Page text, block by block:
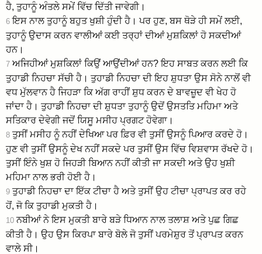
ਹੈ, ਤੁਹਾਨੂੰ ਅੰਤਲੇ ਸਮੇਂ ਵਿੱਚ ਦਿੱਤੀ ਜਾਵੇਗੀ।
6ਇਸ ਨਾਲ ਤੁਹਾਨੂੰ ਬਹੁਤ ਖੁਸ਼ੀ ਹੁੰਦੀ ਹੈ। ਪਰ ਹੁਣ, ਬਸ ਥੋੜੇ ਹੀ ਸਮੇਂ ਲਈ,
ਤੁਹਾਨੂੰ ਉਦਾਸ ਕਰਨ ਵਾਲੀਆਂ ਕਈ ਤਰ੍ਹਾਂ ਦੀਆਂ ਮੁਸ਼ਕਿਲਾਂ ਹੋ ਸਕਦੀਆਂ
ਹਨ।
7 ਅਜਿਹੀਆਂ ਮੁਸ਼ਕਿਲਾਂ ਕਿਉਂ ਆਉਂਦੀਆਂ ਹਨ? ਇਹ ਸਾਬਤ ਕਰਨ ਲਈ ਕਿ
ਤੁਹਾਡੀ ਨਿਹਚਾ ਸੱਚੀ ਹੈ। ਤੁਹਾਡੀ ਨਿਹਚਾ ਦੀ ਇਹ ਸ਼ੁਧਤਾ ਉਸ ਸੋਨੇ ਨਾਲੋਂ ਵੀ
ਵਧ ਮੁੱਲਵਾਨ ਹੈ ਜਿਹੜਾ ਕਿ ਅੱਗ ਰਾਹੀਂ ਸ਼ੁਧ ਕਰਨ ਦੇ ਬਾਵਜ਼ੂਦ ਵੀ ਖੇਹ ਹੋ
ਜਾਂਦਾ ਹੈ। ਤੁਹਾਡੀ ਨਿਹਚਾ ਦੀ ਸ਼ੁਧਤਾ ਤੁਹਾਨੂੰ ਉਦੋਂ ਉਸਤਤਿ ਮਹਿਮਾ ਅਤੇ
ਸਤਿਕਾਰ ਦੇਵੇਗੀ ਜਦੋਂ ਯਿਸੂ ਮਸੀਹ ਪ੍ਰਗਟ ਹੋਵੇਗਾ।
8 ਤੁਸੀਂ ਮਸੀਹ ਨੂੰ ਨਹੀਂ ਦੇਖਿਆ ਪਰ ਫ਼ਿਰ ਵੀ ਤੁਸੀਂ ਉਸਨੂੰ ਪਿਆਰ ਕਰਦੇ ਹੋ।
ਹੁਣ ਵੀ ਤੁਸੀਂ ਉਸਨੂੰ ਦੇਖ ਨਹੀਂ ਸਕਦੇ ਪਰ ਤੁਸੀਂ ਉਸ ਵਿੱਚ ਵਿਸ਼ਵਾਸ ਰੱਖਦੇ ਹੋ।
ਤੁਸੀਂ ਇੰਨੇ ਖੁਸ਼ ਹੋ ਜਿਹੜੀ ਬਿਆਨ ਨਹੀਂ ਕੀਤੀ ਜਾ ਸਕਦੀ ਅਤੇ ਉਹ ਖੁਸ਼ੀ
ਮਹਿਮਾ ਨਾਲ ਭਰੀ ਹੋਈ ਹੈ।
9 ਤੁਹਾਡੀ ਨਿਹਚਾ ਦਾ ਇੱਕ ਟੀਚਾ ਹੈ ਅਤੇ ਤੁਸੀਂ ਉਹ ਟੀਚਾ ਪ੍ਰਾਪਤ ਕਰ ਰਹੇ
ਹੋਂ, ਜੋ ਕਿ ਤੁਹਾਡੀ ਮੁਕਤੀ ਹੈ।
10ਨਬੀਆਂ ਨੇ ਇਸ ਮੁਕਤੀ ਬਾਰੇ ਬੜੇ ਧਿਆਨ ਨਾਲ ਤਲਾਸ਼ ਅਤੇ ਪੁਛ ਗਿਛ
ਕੀਤੀ ਹੈ। ਉਹ ਉਸ ਕਿਰਪਾ ਬਾਰੇ ਬੋਲੇ ਜੋ ਤੁਸੀਂ ਪਰਮੇਸ਼ੁਰ ਤੋਂ ਪ੍ਰਾਪਤ ਕਰਨ
ਵਾਲੇ ਸੀ।